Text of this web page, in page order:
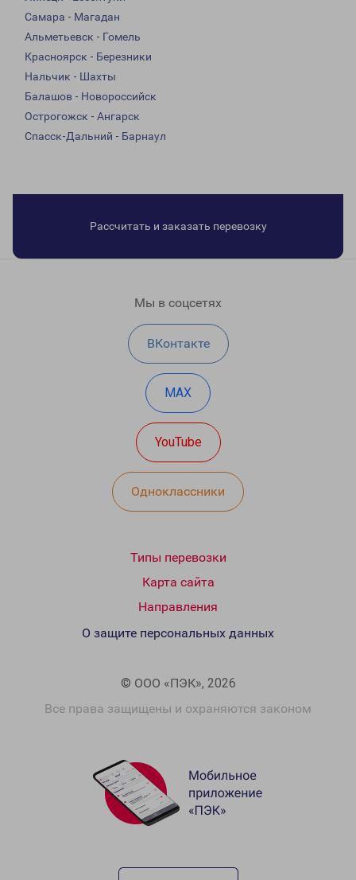
Самара - Магадан
Альметьевск - Гомель
Красноярск - Березники
Нальчик - Шахты
Балашов - Новороссийск
Острогожск - Ангарск
Спасск-Дальний - Барнаул
Рассчитать и заказать перевозку
Мы в соцсетях
ВКонтакте
MAX
YouTube
Одноклассники
Типы перевозки
Карта сайта
Направления
© ООО «ПЭК», 2026
Все права защищены и охраняются законом
О защите персональных данных